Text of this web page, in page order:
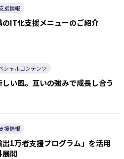
援情報
のIT化支援メニューのご紹介
シャルコンテンツ
い風。互いの強みで成長し合う
援情報
出1万者支援プログラム」を活用
展開